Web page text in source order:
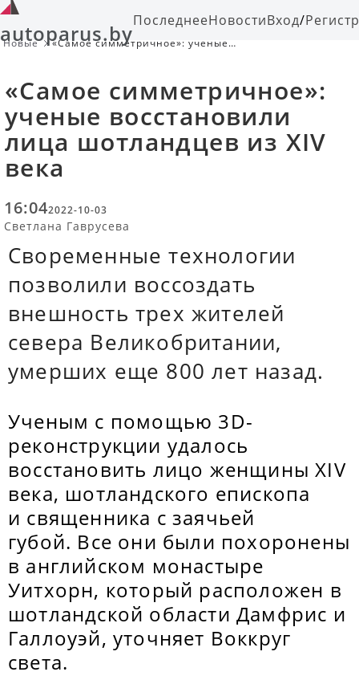
autoparus.byПоследнееНовостиВход/
Новые
«Самое симметричное»: ученые
«Самое симметричное»:
ученые восстановили
лица шотландцев из XIV
века
16:042022-10-03
Светлана Гаврусева
Своременные технологии
позволили воссоздать
внешность трех жителей
севера Великобритании,
умерших еще 800 лет назад.
Ученым с помощью 3D-
реконструкции удалось
восстановить лицо женщины XIV
века, шотландского епископа
и священника с заячьей
губой. Все они были похоронены
в английском монастыре
Уитхорн, который расположен в
шотландской области Дамфрис и
Галлоуэй, уточняет Воккруг
света.